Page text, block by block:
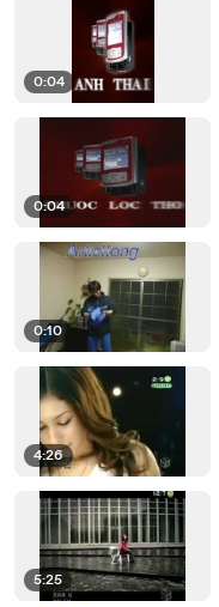
0:04
0:04
0:10
4:26
5:25